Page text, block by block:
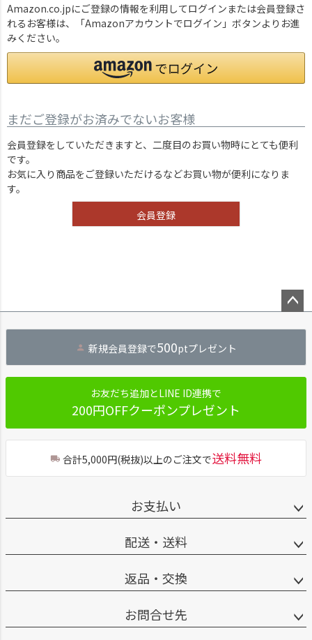
Amazon.co.jpにご登録の情報を利用してログインまたは会員登録さ
れるお客様は、「Amazonアカウントでログイン」ボタンよりお進
みください。
まだご登録がお済みでないお客様
会員登録をしていただきますと、二度目のお買い物時にとても便利
です。
お気に入り商品をご登録いただけるなどお買い物が便利になりま
す。
会員登録
へ
新規会員登録で500ptプレゼント
お友だち追加とLINE ID連携で
200円OFFクーポンプレゼント
合計5,000円(税抜)以上のご注文で送料無料
お支払い
配送・送料
返品・交換
お問合せ先